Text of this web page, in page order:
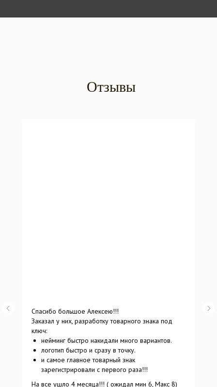
Отзывы
Спасибо большое Алексею!!!
Заказал у них, разработку товарного знака под
ключ:
нейминг быстро накидали много вариантов.
логотип быстро и сразу в точку.
и самое главное товарный знак
зарегистрировали с первого раза!!!
На все ушло 4 месяца!!! ( ожидал мин 6, Макс 8)